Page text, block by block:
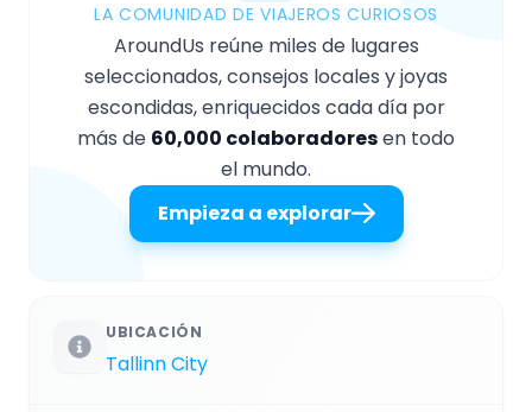
LA COMUNIDAD DE VIAJEROS CURIOSOS
AroundUs reúne miles de lugares
seleccionados, consejos locales y joyas
escondidas, enriquecidos cada día por
más de 60,000 colaboradoresen todo
el mundo.
Empieza a explorar
UBICACIÓN
Tallinn City